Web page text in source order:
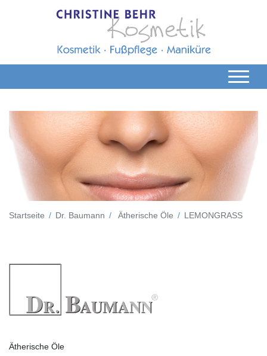
Startseite Dr. Baumann Ätherische Öle LEMONGRASS
Ätherische Öle